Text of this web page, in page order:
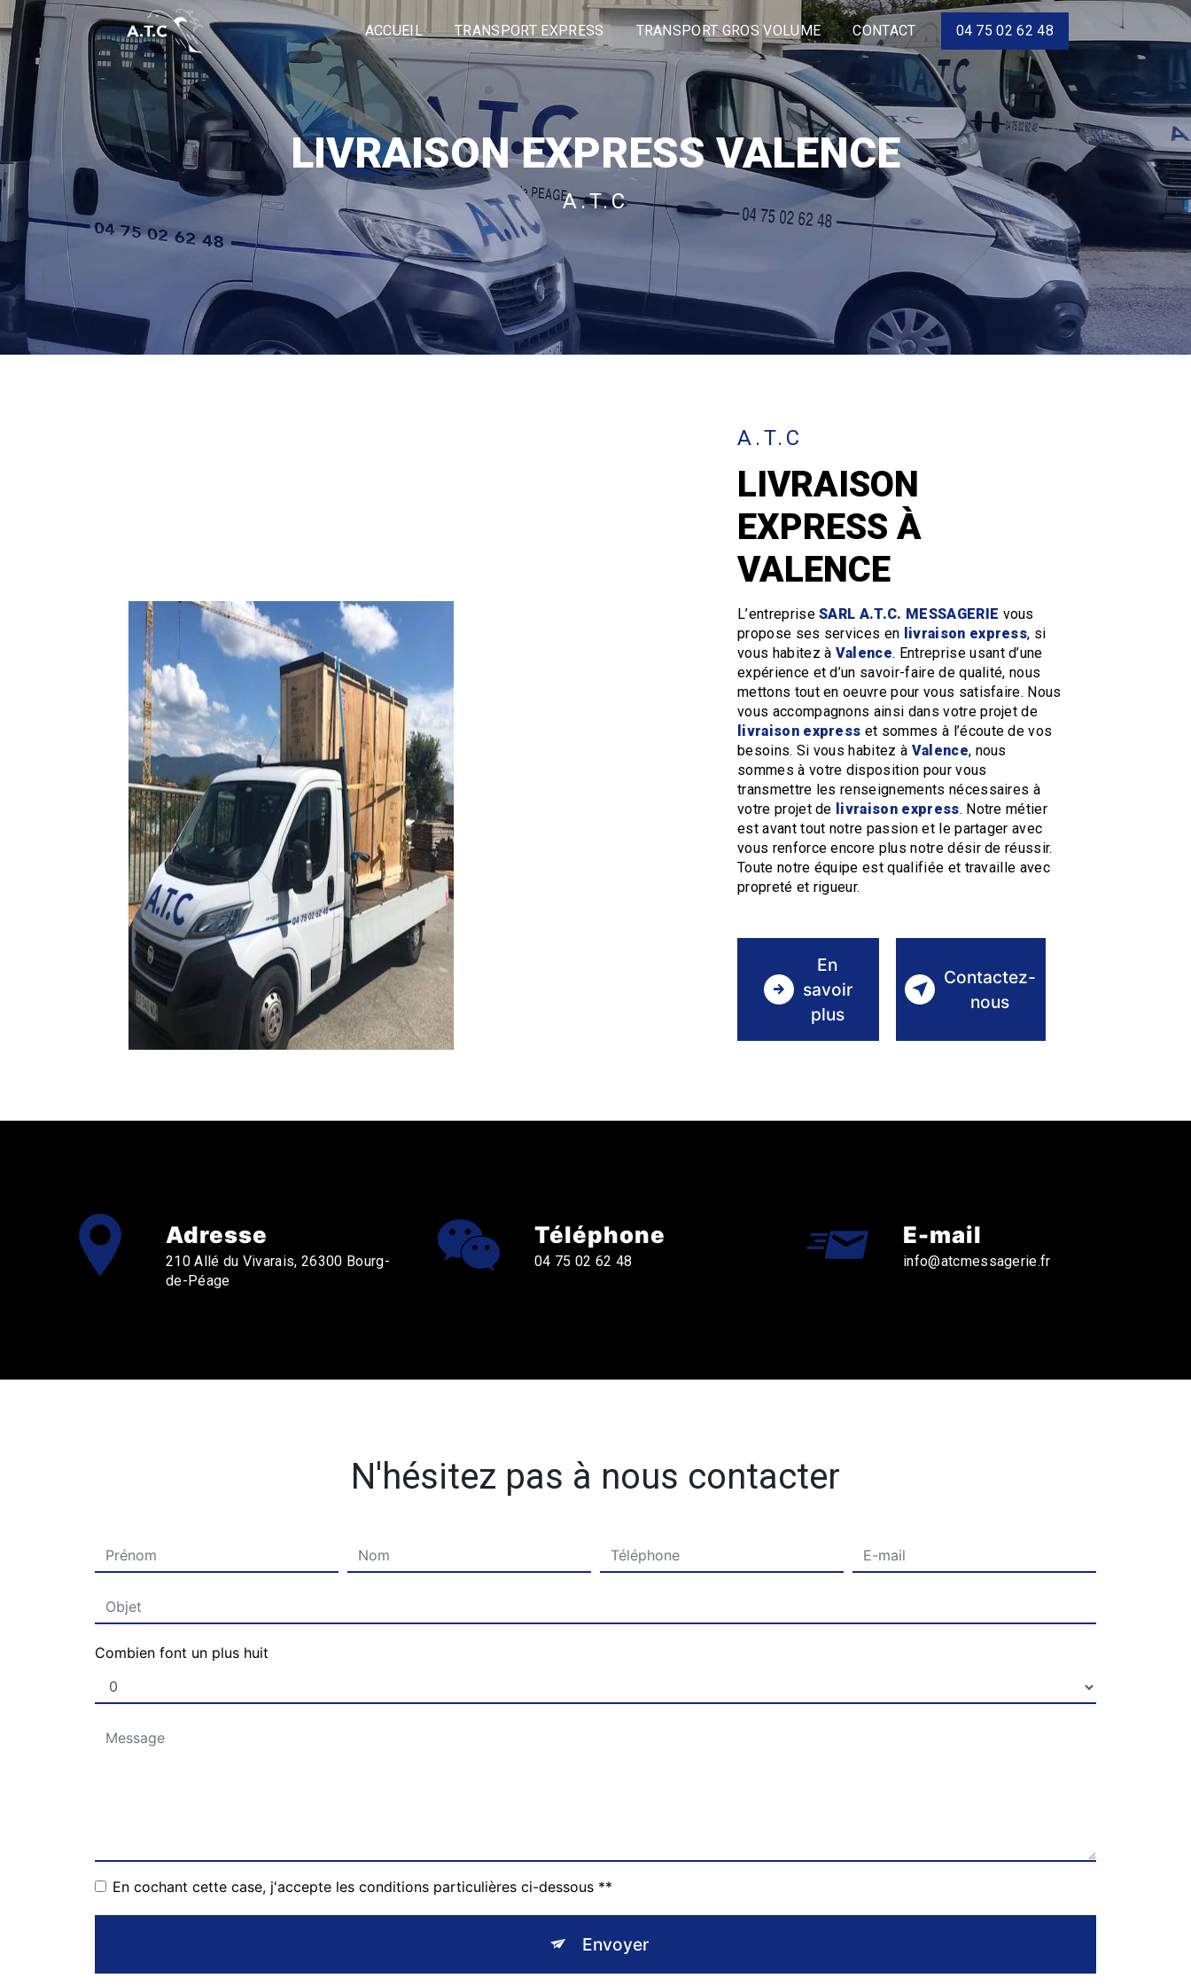
ACCUEIL TRANSPORT EXPRESS TRANSPORT GROS VOLUME CONTACT 04 75 02 62 48
LIVRAISON EXPRESS VALENCE
A.T.C
A.T.C
LIVRAISON
EXPRESS À
VALENCE
L’entrepriseSARL A.T.C. MESSAGERIE vous
propose ses services en livraison express, si
vous habitez à Valence. Entreprise usant d’une
expérience et d’un savoir-faire de qualité, nous
mettons tout en oeuvre pour vous satisfaire. Nous
vous accompagnons ainsi dans votre projet de
livraison express et sommes à l’écoute de vos
besoins. Si vous habitez à Valence, nous
sommes à votre disposition pour vous
transmettre les renseignements nécessaires à
votre projet de livraison express. Notre métier
est avant tout notre passion et le partager avec
vous renforce encore plus notre désir de réussir.
Toute notre équipe est qualifiée et travaille avec
propreté et rigueur.
En
savoir
plus
Contactez-
nous
Adresse
210 Allé du Vivarais, 26300 Bourg-
de-Péage
Téléphone
04 75 02 62 48
E-mail
info@atcmessagerie.fr
N'hésitez pas à nous contacter
Combien font un plus huit
En cochant cette case, j'accepte les conditions particulières ci-dessous **
Envoyer
Panneau de gestion des cookies